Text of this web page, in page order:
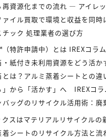
化までの流れ ― アイレックスの一貫処理体制
イル買取で環境と収益を同時
チック 処理業者の選び方
特許申請中）とは IREXコラ
紙付き未利用資源をどう活かすか?
？アルミ蒸着シートとの違いとリサイ
」から「活かす」へ IREXコ
グのリサイクル活用術：廃棄コストを減
スはマテリアルリサイクルの新たなビ
着シートのリサイクル方法と流